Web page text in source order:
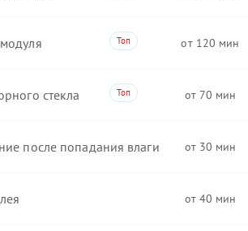
120
стекла 70
после попадания влаги 30
40